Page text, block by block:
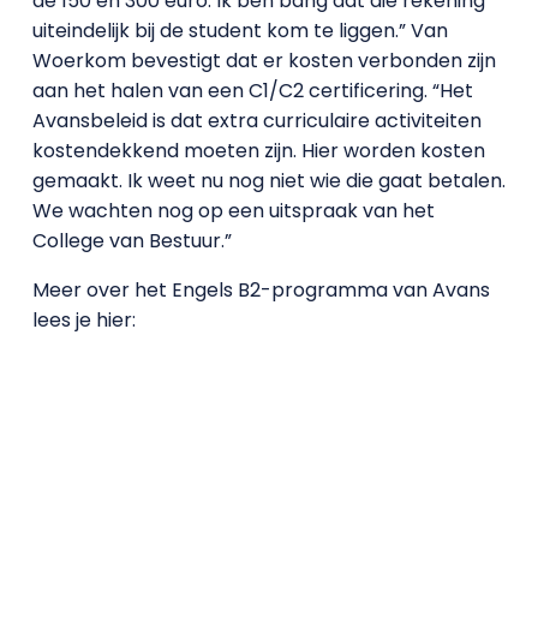
uiteindelijk bij de student kom te liggen.” Van
Woerkom bevestigt dat er kosten verbonden zijn
aan het halen van een C1/C2 certificering. “Het
Avansbeleid is dat extra curriculaire activiteiten
kostendekkend moeten zijn. Hier worden kosten
gemaakt. Ik weet nu nog niet wie die gaat betalen.
We wachten nog op een uitspraak van het
College van Bestuur.”
Meer over het Engels B2-programma van Avans
lees je hier: